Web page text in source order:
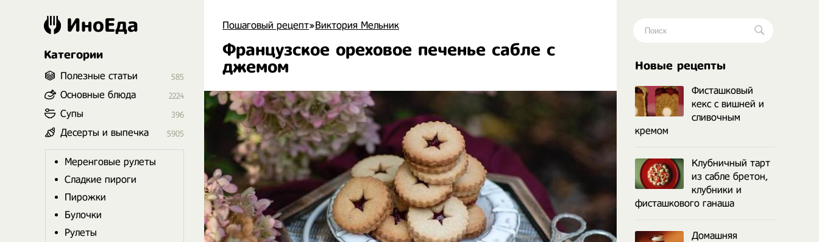
Пошаговый рецепт»Виктория Мельник
Французское ореховое печенье сабле с
джемом
ИноЕда
Категории
Полезные статьи 585
Основные блюда 2224
Супы 396
Десерты и выпечка 5905
Меренговые рулеты
Сладкие пироги
Пирожки
Булочки
Рулеты
Новые рецепты
Фисташковый
кекс с вишней и
сливочным
кремом
Клубничный тарт
из сабле бретон,
клубники и
фисташкового ганаша
Домашняя